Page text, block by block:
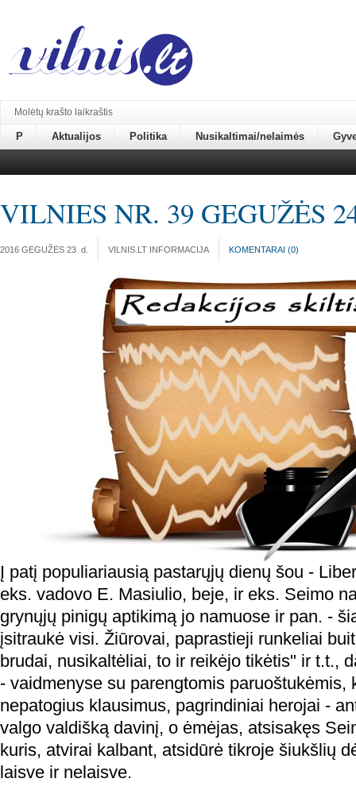
Molėtų krašto laikraštis
P Aktualijos Politika Nusikaltimai/nelaimės
VILNIES NR. 39 GEGUŽĖS
2016 GEGUŽĖS 23 d. VILNIS.LT INFORMACIJA KOMENTARAI (0)
Į patį populiariausią pastarųjų dienų šou -
eks. vadovo E. Masiulio, beje, ir eks. Seimo
grynųjų pinigų aptikimą jo namuose ir pan. -
įsitraukė visi. Žiūrovai, paprastieji runkeliai
brudai, nusikaltėliai, to ir reikėjo tikėtis" ir t.t.,
- vaidmenyse su parengtomis paruoštukėmis,
nepatogius klausimus, pagrindiniai herojai -
valgo valdišką davinį, o ėmėjas, atsisakęs
kuris, atvirai kalbant, atsidūrė tikroje šiukšlių
laisve ir nelaisve.